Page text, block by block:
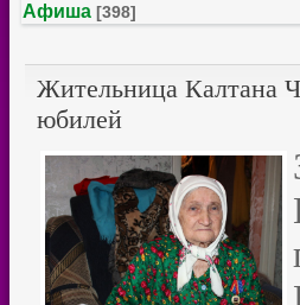
Афиша [398]
Жительница Калтана
юбилей